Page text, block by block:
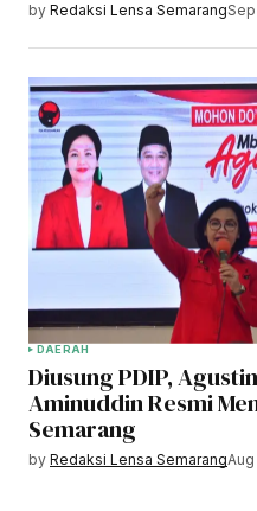
by Redaksi Lensa Semarang
DAERAH
Diusung PDIP,
Aminuddin Resmi
Semarang
by Redaksi Lensa Semarang